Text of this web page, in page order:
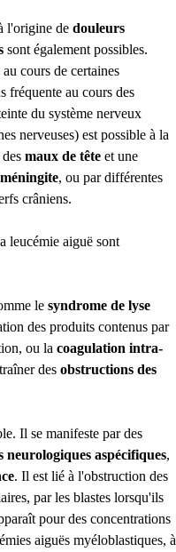
l'origine de douleurs
sont également possibles.
au cours de certaines
fréquente au cours des
du système nerveux
nerveuses) est possible à la
maux de tête et une
méningite, ou par différentes
crâniens.
leucémie aiguë sont
le syndrome de lyse
des produits contenus par
ou la coagulation intra-
des obstructions des
Il se manifeste par des
neurologiques aspécifiques,
. Il est lié à l'obstruction des
par les blastes lorsqu'ils
pour des concentrations
aiguës myéloblastiques, à